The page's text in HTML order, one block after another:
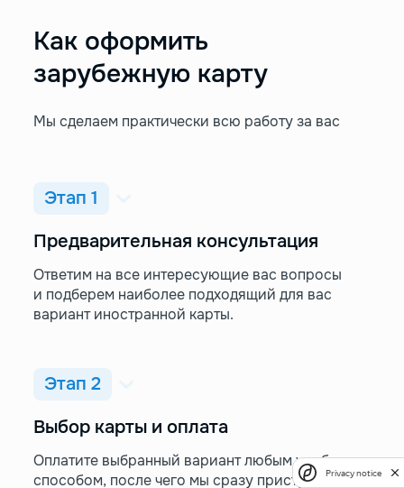
Как оформить
зарубежную карту
Мы сделаем практически всю работу за вас
Этап 1
Предварительная консультация
Ответим на все интересующие вас вопросы
и подберем наиболее подходящий для вас
вариант иностранной карты.
Этап 2
Выбор карты и оплата
Оплатите выбранный вариант любым удобным
способом, после чего мы сразу приступимPrivacy notice